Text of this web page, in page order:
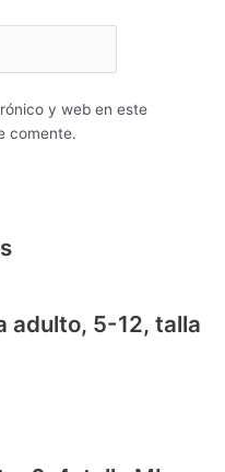
y web en este
comente.
adulto, 5-12, talla